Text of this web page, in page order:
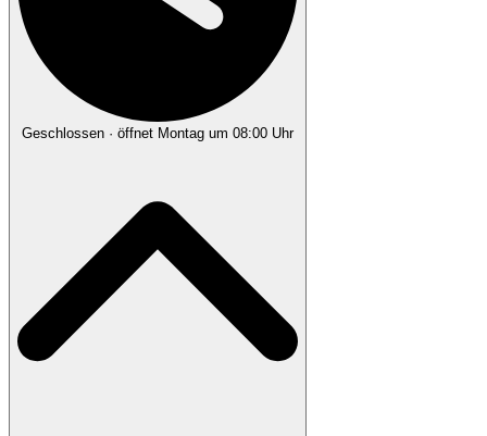
Geschlossen · öffnet Montag um 08:00 Uhr